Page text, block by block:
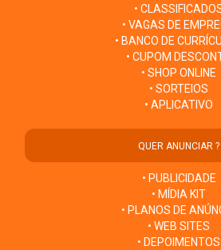
•
• VAGAS DE
• BANCO DE
• CUPOM
• SHOP ONLINE
• SORTEIOS
• APLICATIVO
QUER ANUNCIAR ?
• PUBLICIDADE
• MÍDIA KIT
• PLANOS DE
• WEB SITES
• DEPOIMENTOS